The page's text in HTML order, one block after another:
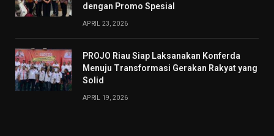
dengan Promo Spesial
APRIL 23, 2026
PROJO Riau Siap Laksanakan Konferda
Menuju Transformasi Gerakan Rakyat yang
Solid
APRIL 19, 2026